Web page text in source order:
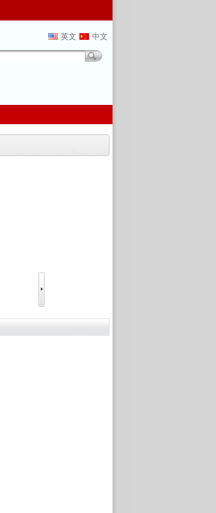
中文
英文